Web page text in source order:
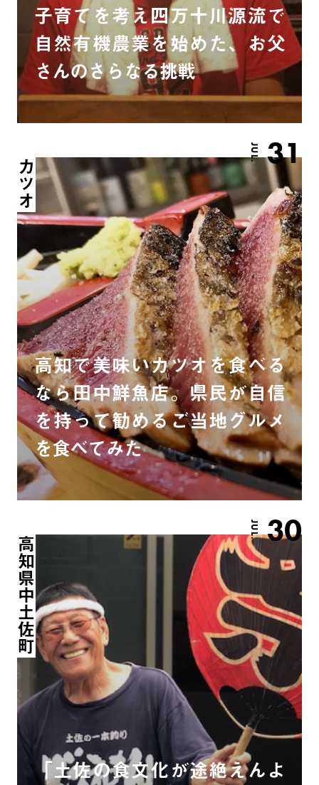
子育てを考え四万十川源流で
自然有機農業を始めた、お父
さんのさらなる挑戦
JUL. 31
カツオ
高知で美味いカツオを食べる
なら田中鮮魚店。県民が自信
を持って勧めるご当地グルメ
を食べてみた
JUL. 30
高知県中土佐町
「土佐の食文化が途絶えんよ